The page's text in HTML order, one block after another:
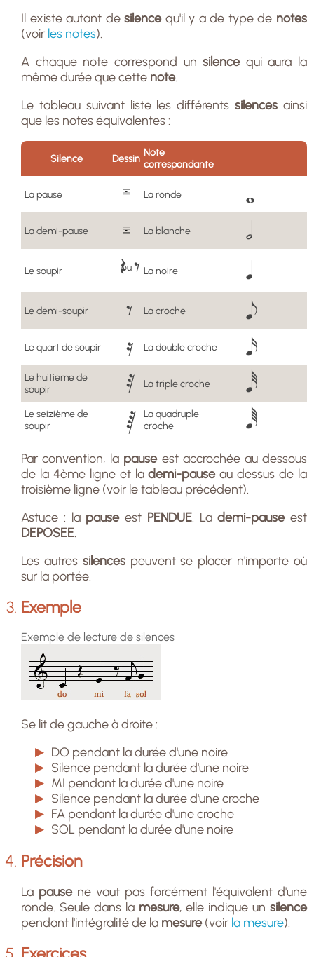
Il existe autant desilencequ'il y a de type de notes
(voir les notes).
A chaque note correspond unsilencequi aura la
même durée que cette note.
Le tableau suivant liste les différentssilences ainsi
que les notes équivalentes :
Silence Dessin Note
correspondante
La pause La ronde
La demi-pause La blanche
Le soupir ou La noire
Le demi-soupir La croche
Le quart de soupir La double croche
Le huitième de
soupir
La triple croche
Le seizième de
soupir
La quadruple
croche
Par convention, la pauseest accrochée au dessous
de la 4ème ligne et lademi-pauseau dessus de la
troisième ligne (voir le tableau précédent).
Astuce : la pauseest PENDUE. Lademi-pauseest
DEPOSEE.
Les autres silencespeuvent se placer n'importe où
sur la portée.
Exemple
Exemple de lecture de silences
Se lit de gauche à droite :
DO pendant la durée d'une noire
Silence pendant la durée d'une noire
MI pendant la durée d'une noire
Silence pendant la durée d'une croche
FA pendant la durée d'une croche
SOL pendant la durée d'une noire
Précision
La pausene vaut pas forcément l'équivalent d'une
ronde. Seule dans la mesure, elle indique un silence
pendant l'intégralité de la mesure(voir la mesure).